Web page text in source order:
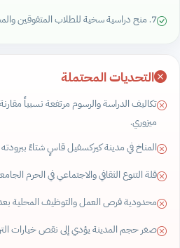
7. منح دراسية سخية للطلاب المتفوقين والمحتاجين.
التحديات المحتملة
تكاليف الدراسة والرسوم مرتفعة نسبياً
ميزوري.
المناخ في مدينة كيركسفيل قاسٍ شتاءً
قلة التنوع الثقافي والاجتماعي في الحرم
محدودية فرص العمل والتوظيف المحلية
صغر حجم المدينة يؤدي إلى نقص خيارات